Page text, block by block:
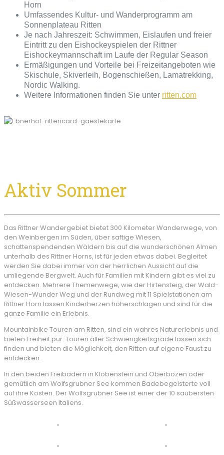
Horn
Umfassendes Kultur- und Wanderprogramm am
Sonnenplateau Ritten
Je nach Jahreszeit: Schwimmen, Eislaufen und freier
Eintritt zu den Eishockeyspielen der Rittner
Eishockeymannschaft im Laufe der Regular Season
Ermäßigungen und Vorteile bei Freizeitangeboten wie
Skischule, Skiverleih, Bogenschießen, Lamatrekking,
Nordic Walking.
Weitere Informationen finden Sie unter ritten.com
Aktiv Sommer
Das Rittner Wandergebiet bietet 300 Kilometer Wanderwege, von
den Weinbergen im Süden, über saftige Wiesen,
schattenspendenden Wäldern bis auf die wunderschönen Almen
unterhalb des Rittner Horns, ist für jeden etwas dabei. Begleitet
werden Sie dabei immer von der herrlichen Aussicht auf die
umliegende Bergwelt. Auch für Familien mit Kindern gibt es viel zu
entdecken. Mehrere Themenwege, wie der Hirtensteig, der Wald-
Wiesen-Wunder Weg und der Rundweg mit 11 Spielstationen am
Rittner Horn lassen Kinderherzen höherschlagen und sind für die
ganze Familie ein Erlebnis.
Mountainbike Touren am Ritten, sind ein wahres Naturerlebnis und
bieten Freiheit pur. Touren aller Schwierigkeitsgrade lassen sich
finden und bieten die Möglichkeit, den Ritten auf eigene Faust zu
entdecken.
In den beiden Freibädern in Klobenstein und Oberbozen oder
gemütlich am Wolfsgrubner See kommen Badebegeisterte voll
auf ihre Kosten. Der Wolfsgrubner See ist einer der 10 saubersten
Süßwasserseen Italiens.